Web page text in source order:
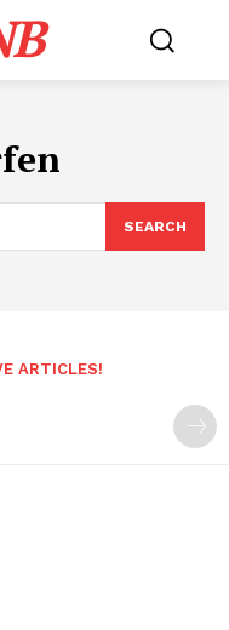
SEARCH
ARTICLES!